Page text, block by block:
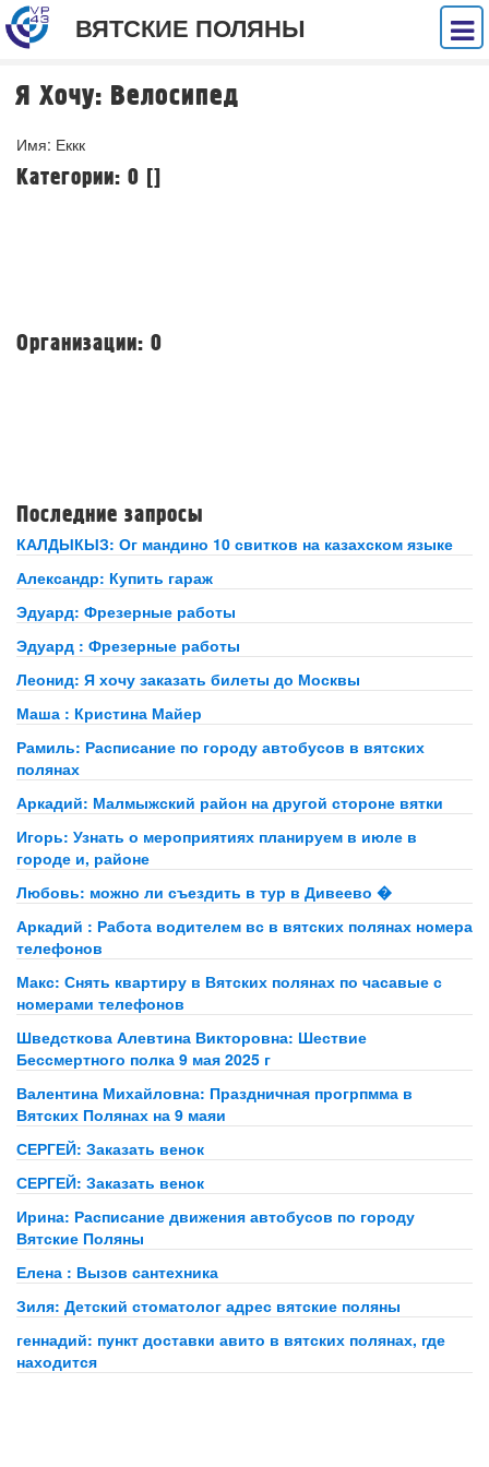
ВЯТСКИЕ ПОЛЯНЫ
Я Хочу: Велосипед
Имя: Еккк
Категории: 0 []
Организации: 0
Последние запросы
КАЛДЫКЫЗ: Ог мандино 10 свитков на казахском языке
Александр: Купить гараж
Эдуард: Фрезерные работы
Эдуард : Фрезерные работы
Леонид: Я хочу заказать билеты до Москвы
Маша : Кристина Майер
Рамиль: Расписание по городу автобусов в вятских
полянах
Аркадий: Малмыжский район на другой стороне вятки
Игорь: Узнать о мероприятиях планируем в июле в
городе и, районе
Любовь: можно ли съездить в тур в Дивеево �
Аркадий : Работа водителем вс в вятских полянах номера
телефонов
Макс: Снять квартиру в Вятских полянах по часавые с
номерами телефонов
Шведсткова Алевтина Викторовна: Шествие
Бессмертного полка 9 мая 2025 г
Валентина Михайловна: Праздничная прогрпмма в
Вятских Полянах на 9 маяи
СЕРГЕЙ: Заказать венок
СЕРГЕЙ: Заказать венок
Ирина: Расписание движения автобусов по городу
Вятские Поляны
Елена : Вызов сантехника
Зиля: Детский стоматолог адрес вятские поляны
геннадий: пункт доставки авито в вятских полянах, где
находится